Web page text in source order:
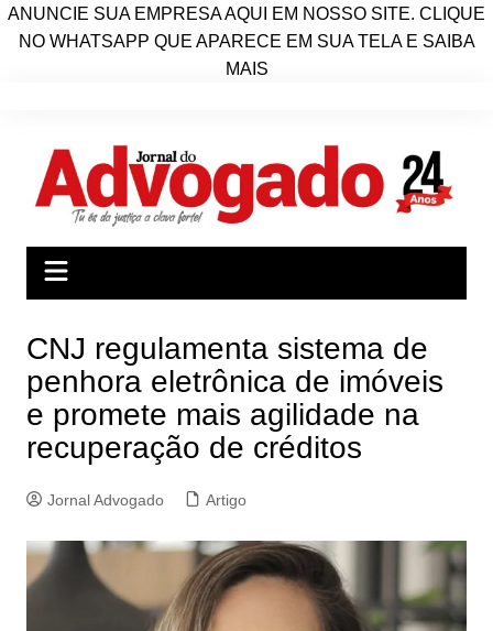
ANUNCIE SUA EMPRESA AQUI EM NOSSO SITE. CLIQUE
NO WHATSAPP QUE APARECE EM SUA TELA E SAIBA
MAIS
conteúdo
CNJ regulamenta sistema de
penhora eletrônica de imóveis
e promete mais agilidade na
recuperação de créditos
Jornal Advogado Artigo